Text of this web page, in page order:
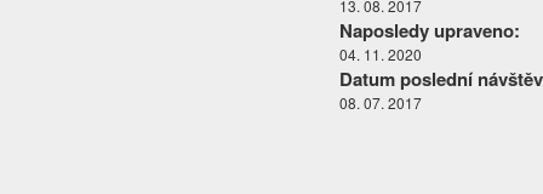
13. 08. 2017
Naposledy upraveno:
04. 11. 2020
Datum poslední
08. 07. 2017